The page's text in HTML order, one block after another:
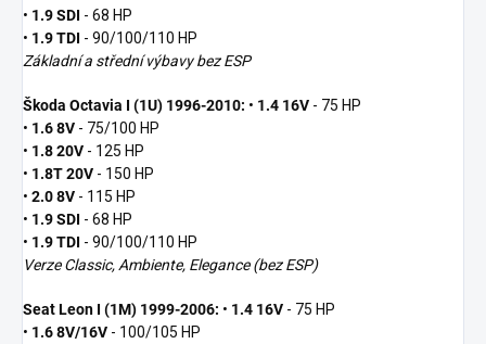
• 1.9 SDI - 68 HP
• 1.9 TDI - 90/100/110 HP
Základní a střední výbavy bez ESP
Škoda Octavia I (1U) 1996-2010: • 1.4 16V - 75 HP
• 1.6 8V - 75/100 HP
• 1.8 20V - 125 HP
• 1.8T 20V - 150 HP
• 2.0 8V - 115 HP
• 1.9 SDI - 68 HP
• 1.9 TDI - 90/100/110 HP
Verze Classic, Ambiente, Elegance (bez ESP)
Seat Leon I (1M) 1999-2006: • 1.4 16V - 75 HP
• 1.6 8V/16V - 100/105 HP